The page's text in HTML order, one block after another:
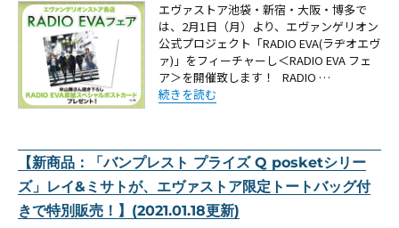
エヴァストア池袋・新宿・大阪・博多で
は、2月1日（月）より、エヴァンゲリオン
公式プロジェクト「RADIO EVA(ラヂオエヴ
ァ)」をフィーチャーし＜RADIO EVA フェ
ア＞を開催致します！ RADIO …
“【お知らせ：エヴァストア各店（池袋・新
続きを読む
【新商品：「バンプレスト プライズ Q posketシリー
ズ」レイ&ミサトが、エヴァストア限定トートバッグ付
きで特別販売！】(2021.01.18更新)